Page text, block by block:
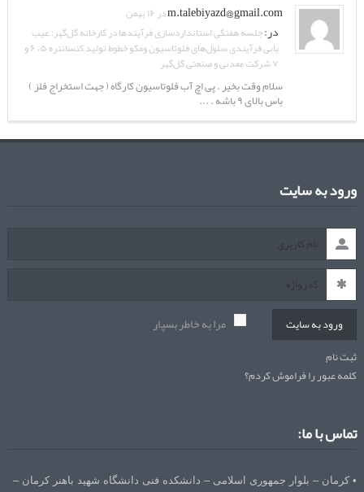
m.talebiyazd@gmail.comدر ۱۶ بهمن
در:جلسه هفتگی استانداردسازی فرآیندها در کارخانه گل‌گهر: عیب
یابی فرآیندی سلول‌های فلوتاسیون ومکو خطوط تولید کنسانتره ۵، ۶ و
۷ شرکت معدنی و صنعتی گل‌گهر
سلام وقت بخیر . پی اچ آب فلوتاسیون کارگاه ( جهت استخراج فلز )
باس بالای ۹ باشه . ...
ورود به سایت
ورود به سایت مرا به خاطر بسپار
ثبت نام
کلمه عبور را فراموش کردم؟
تماس با ما:
• کرمان – بلوار جمهوری اسلامی – دانشکده فنی دانشگاه شهید باهنر کرمان –